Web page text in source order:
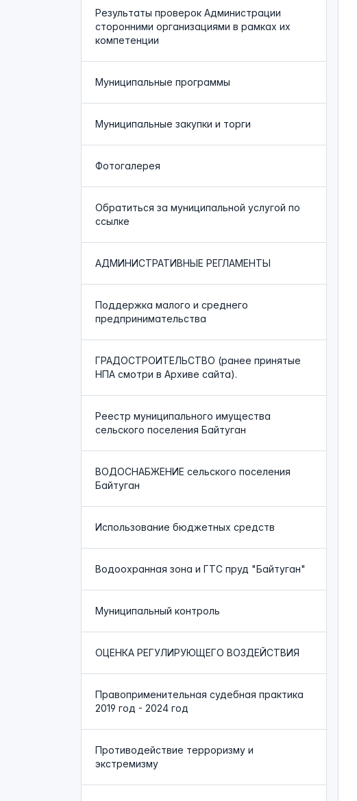
Результаты проверок Администрации
сторонними организациями в рамках их
компетенции
Муниципальные программы
Муниципальные закупки и торги
Фотогалерея
Обратиться за муниципальной услугой по
ссылке
АДМИНИСТРАТИВНЫЕ РЕГЛАМЕНТЫ
Поддержка малого и среднего
предпринимательства
ГРАДОСТРОИТЕЛЬСТВО (ранее принятые
НПА смотри в Архиве сайта).
Реестр муниципального имущества
сельского поселения Байтуган
ВОДОСНАБЖЕНИЕ сельского поселения
Байтуган
Использование бюджетных средств
Водоохранная зона и ГТС пруд "Байтуган"
Муниципальный контроль
ОЦЕНКА РЕГУЛИРУЮЩЕГО ВОЗДЕЙСТВИЯ
Правоприменительная судебная практика
2019 год - 2024 год
Противодействие терроризму и
экстремизму